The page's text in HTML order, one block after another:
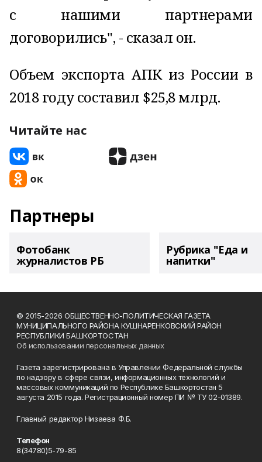
с нашими партнерами
договорились", - сказал он.
Объем экспорта АПК из России в
2018 году составил $25,8 млрд.
Читайте нас
Партнеры
Фотобанк
журналистов РБ
Рубрика "Еда и
напитки"
© 2015-2026 ОБЩЕСТВЕННО-ПОЛИТИЧЕСКАЯ ГАЗЕТА
МУНИЦИПАЛЬНОГО РАЙОНА КУШНАРЕНКОВСКИЙ РАЙОН
РЕСПУБЛИКИ БАШКОРТОСТАН
Об использовании персональных данных
Газета зарегистрирована в Управлении Федеральной службы
по надзору в сфере связи, информационных технологий и
массовых коммуникаций по Республике Башкортостан 5
августа 2015 года. Регистрационный номер ПИ № ТУ 02-01389.
Главный редактор Низаева Ф.Б.
Телефон
8(34780)5-79-85